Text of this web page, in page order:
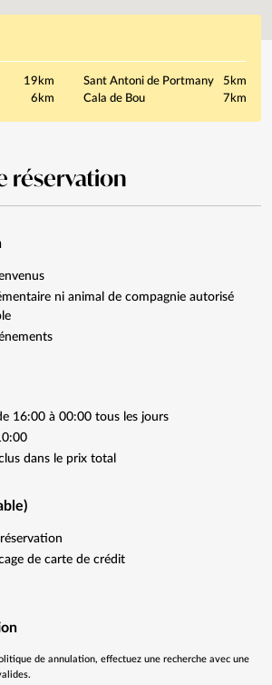
19km
6km
Sant Antoni de Portmany
5km
Cala de Bou
7km
réservation
ni animal de compagnie autorisé
16:00 à 00:00 tous les jours
dans le prix total
de carte de crédit
de annulation, effectuez une recherche avec une